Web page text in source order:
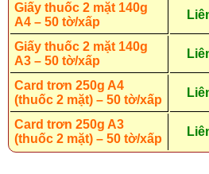
Giấy thuốc 2 mặt 140g
A4 – 50 tờ/xấp
Giấy thuốc 2 mặt 140g
A3 – 50 tờ/xấp
Card trơn 250g A4
(thuốc 2 mặt) – 50 tờ/xấp
Card trơn 250g A3
(thuốc 2 mặt) – 50 tờ/xấp